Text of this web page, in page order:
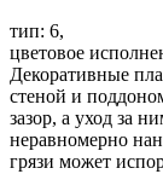
тип: 6,
цветовое
Декоративные
стеной и
зазор, а уход за
неравномерно
грязи может